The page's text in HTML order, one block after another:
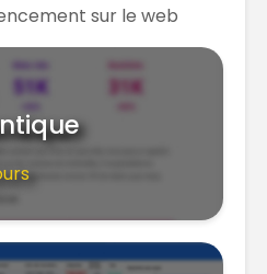
sur le web